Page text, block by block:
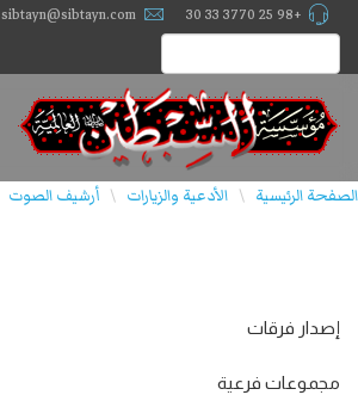
+98 25 3770 33 30
sibtayn@sibtayn.com
الصفحة الرئيسية \ الأدعية والزيارات \ أرشيف الصوت
إصدار فرقات
مجموعات فرعية